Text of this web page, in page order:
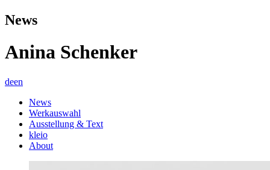
News
Anina Schenker
deen
News
Werkauswahl
Ausstellung & Text
kleio
About